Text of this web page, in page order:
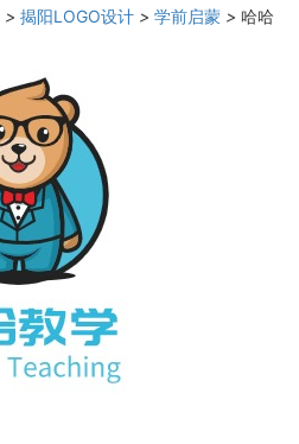
> 揭阳LOGO设计 > 学前启蒙 > 哈哈